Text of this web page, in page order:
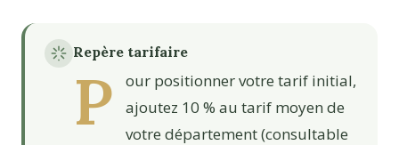
Repère tarifaire
P
our positionner votre tarif initial,
ajoutez 10 % au tarif moyen de
votre département (consultable